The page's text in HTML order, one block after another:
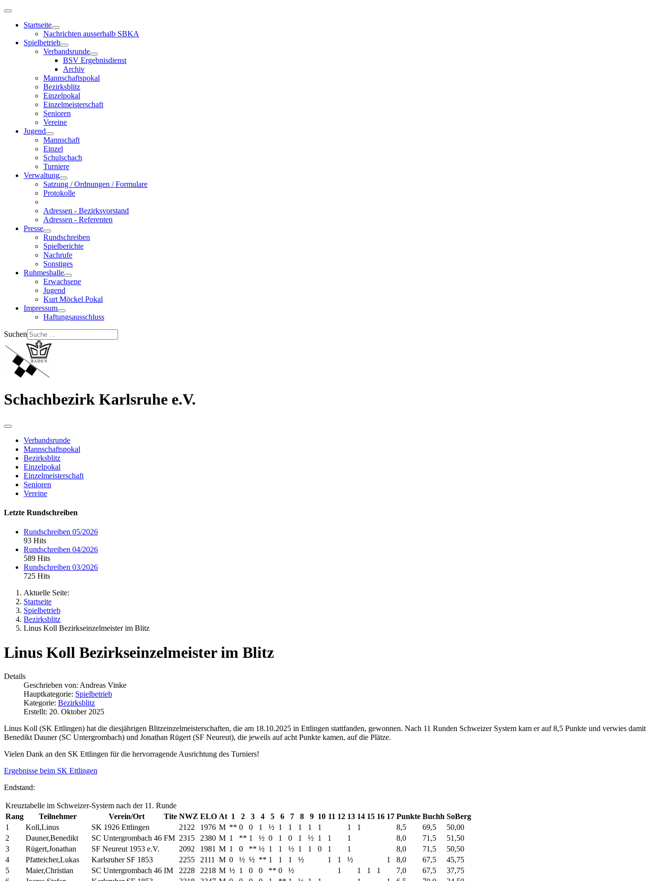
Startseite
Nachrichten ausserhalb SBKA
Spielbetrieb
Verbandsrunde
BSV Ergebnisdienst
Archiv
Mannschaftspokal
Bezirksblitz
Einzelpokal
Einzelmeisterschaft
Senioren
Vereine
Jugend
Mannschaft
Einzel
Schulschach
Turniere
Verwaltung
Satzung / Ordnungen / Formulare
Protokolle
Adressen - Bezirksvorstand
Adressen - Referenten
Presse
Rundschreiben
Spielberichte
Nachrufe
Sonstiges
Ruhmeshalle
Erwachsene
Jugend
Kurt Möckel Pokal
Impressum
Haftungsausschluss
Suchen
Schachbezirk Karlsruhe e.V.
Verbandsrunde
Mannschaftspokal
Bezirksblitz
Einzelpokal
Einzelmeisterschaft
Senioren
Vereine
Letzte Rundschreiben
Rundschreiben 05/2026
93 Hits
Rundschreiben 04/2026
589 Hits
Rundschreiben 03/2026
725 Hits
Aktuelle Seite:
Startseite
Spielbetrieb
Bezirksblitz
Linus Koll Bezirkseinzelmeister im Blitz
Linus Koll Bezirkseinzelmeister im Blitz
Details
Geschrieben von: Andreas Vinke
Hauptkategorie: Spielbetrieb
Kategorie: Bezirksblitz
Erstellt: 20. Oktober 2025
Linus Koll (SK Ettlingen) hat die diesjährigen Blitzeinzelmeisterschaften, die am 18.10.2025 in Ettlingen stattfanden, gewonnen. Nach 11 Runden Schweizer System kam er auf 8,5 Punkte und verwies damit
Benedikt Dauner (SC Untergrombach) und Jonathan Rügert (SF Neureut), die jeweils auf acht Punkte kamen, auf die Plätze.
Vielen Dank an den SK Ettlingen für die hervorragende Ausrichtung des Turniers!
Ergebnisse beim SK Ettlingen
Endstand:
Kreuztabelle im Schweizer-System nach der 11. Runde
Rang
Teilnehmer Verein/Ort Tite NWZ ELO At 1 2 3 4 5 6 7 8 9 10 11 12 13 14 15 16 17 Punkte Buchh SoBerg
1
Koll,Linus SK 1926 Ettlingen 2122 1976 M ** 0 0 1 ½ 1 1 1 1 1 1 1 8,5 69,5
50,00
2
Dauner,Benedikt SC Untergrombach 46 FM 2315 2380 M 1 ** 1 ½ 0 1 0 1 ½ 1 1 1 8,0 71,5
51,50
3
Rügert,Jonathan SF Neureut 1953 e.V. 2092 1981 M 1 0 ** ½ 1 1 ½ 1 1 0 1 1 8,0 71,5
50,50
4
Pfatteicher,Lukas Karlsruher SF 1853 2255 2111 M 0 ½ ½ ** 1 1 1 ½ 1 1 ½ 1 8,0 67,5
45,75
5
Maier,Christian SC Untergrombach 46 IM 2228 2218 M ½ 1 0 0 ** 0 ½ 1 1 1 1 7,0 67,5
37,75